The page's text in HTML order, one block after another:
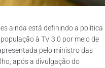
ainda está definindo a política
à TV 3.0 por meio de
pelo ministro das
após a divulgação do